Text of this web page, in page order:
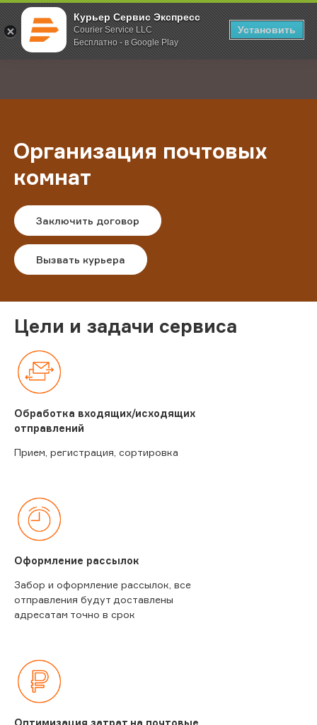
Курьер Сервис Экспресс
Courier Service LLC
Бесплатно - в Google Play
Установить
; Главная Услуги Организация почтовых комнат
Организация почтовых
комнат
Заключить договор
Вызвать курьера
Цели и задачи сервиса
Обработка входящих/исходящих
отправлений
Прием, регистрация, сортировка
Оформление рассылок
Забор и оформление рассылок, все
отправления будут доставлены
адресатам точно в срок
Оптимизация затрат на почтовые